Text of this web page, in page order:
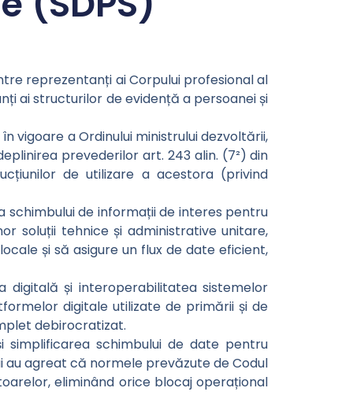
reprezentanți ai Corpului profesional al
ai structurilor de evidență a persoanei și
vigoare a Ordinului ministrului dezvoltării,
prevederilor art. 243 alin. (7²) din
de utilizare a acestora (privind
schimbului de informații de interes pentru
soluții tehnice și administrative unitare,
și să asigure un flux de date eficient,
și interoperabilitatea sistemelor
digitale utilizate de primării și de
debirocratizat.
schimbului de date pentru
agreat că normele prevăzute de Codul
eliminând orice blocaj operațional